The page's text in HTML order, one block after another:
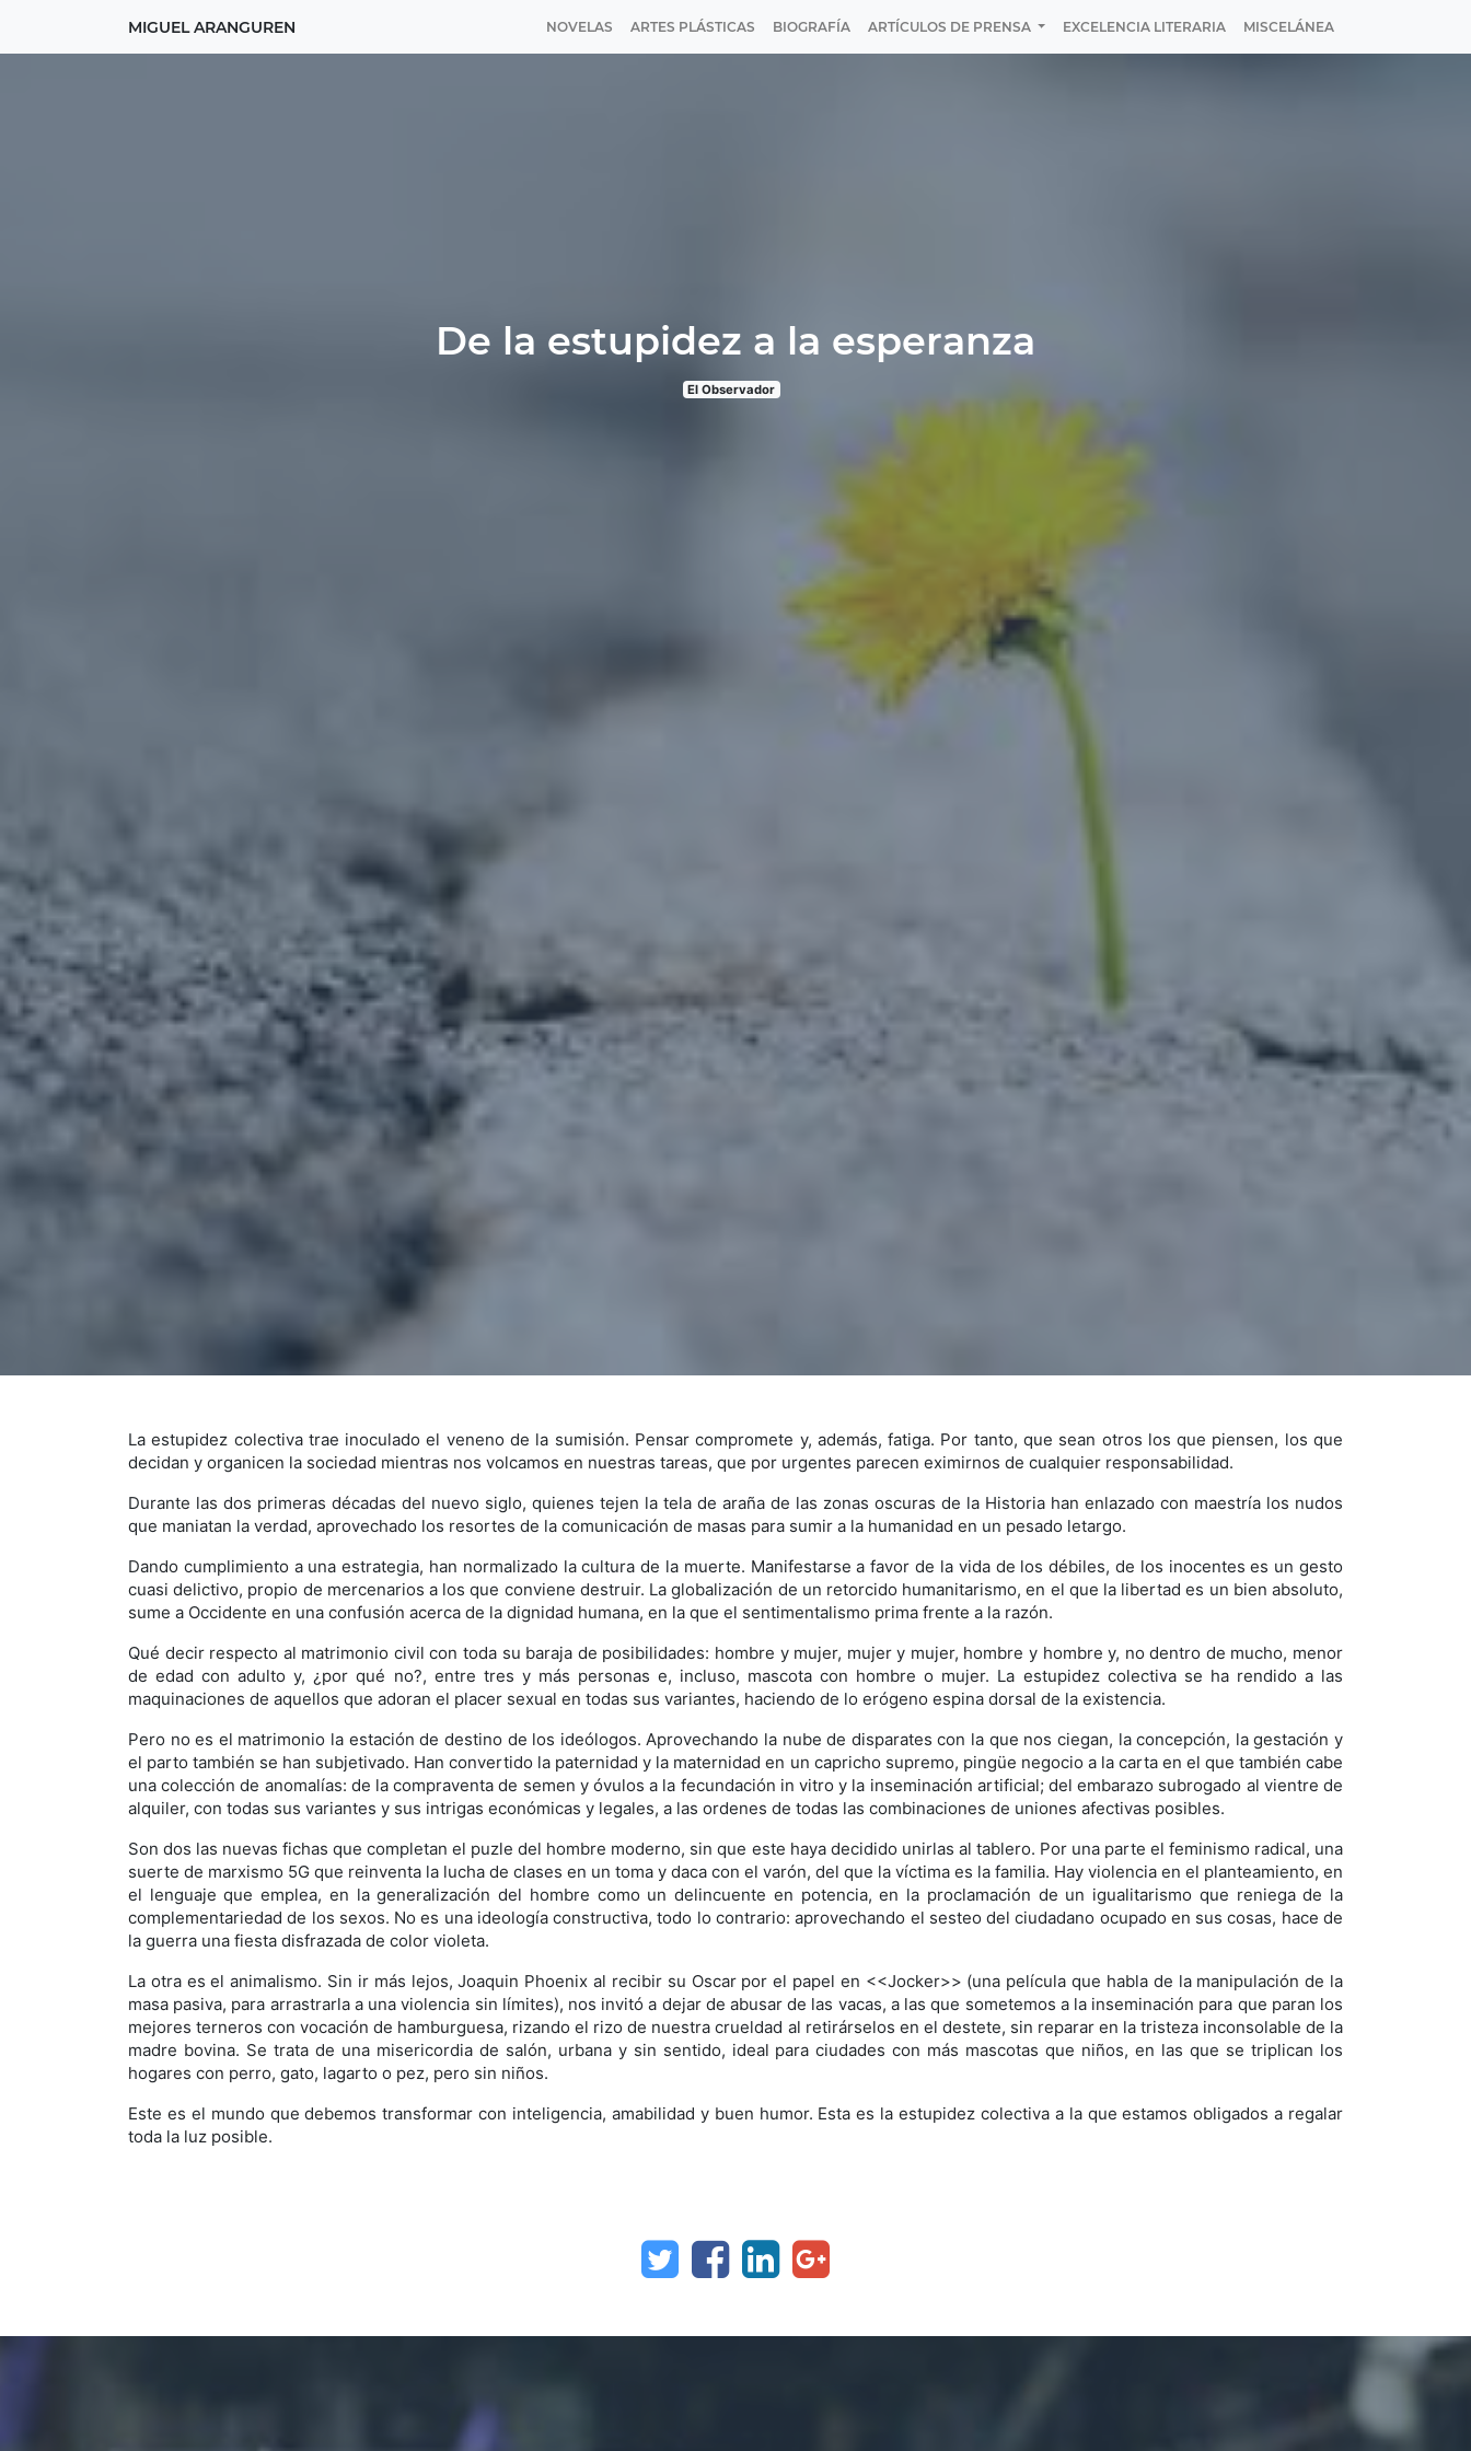
MIGUEL ARANGUREN NOVELAS ARTES PLÁSTICAS BIOGRAFÍA ARTÍCULOS DE PRENSA EXCELENCIA LITERARIA MISCELÁNEA
De la estupidez a la esperanza
El Observador
La estupidez colectiva trae inoculado el veneno de la sumisión. Pensar compromete y, además, fatiga. Por tanto, que sean otros los que piensen, los que
decidan y organicen la sociedad mientras nos volcamos en nuestras tareas, que por urgentes parecen eximirnos de cualquier responsabilidad.
Durante las dos primeras décadas del nuevo siglo, quienes tejen la tela de araña de las zonas oscuras de la Historia han enlazado con maestría los nudos
que maniatan la verdad, aprovechado los resortes de la comunicación de masas para sumir a la humanidad en un pesado letargo.
Dando cumplimiento a una estrategia, han normalizado la cultura de la muerte. Manifestarse a favor de la vida de los débiles, de los inocentes es un gesto
cuasi delictivo, propio de mercenarios a los que conviene destruir. La globalización de un retorcido humanitarismo, en el que la libertad es un bien absoluto,
sume a Occidente en una confusión acerca de la dignidad humana, en la que el sentimentalismo prima frente a la razón.
Qué decir respecto al matrimonio civil con toda su baraja de posibilidades: hombre y mujer, mujer y mujer, hombre y hombre y, no dentro de mucho, menor
de edad con adulto y, ¿por qué no?, entre tres y más personas e, incluso, mascota con hombre o mujer. La estupidez colectiva se ha rendido a las
maquinaciones de aquellos que adoran el placer sexual en todas sus variantes, haciendo de lo erógeno espina dorsal de la existencia.
Pero no es el matrimonio la estación de destino de los ideólogos. Aprovechando la nube de disparates con la que nos ciegan, la concepción, la gestación y
el parto también se han subjetivado. Han convertido la paternidad y la maternidad en un capricho supremo, pingüe negocio a la carta en el que también cabe
una colección de anomalías: de la compraventa de semen y óvulos a la fecundación in vitro y la inseminación artificial; del embarazo subrogado al vientre de
alquiler, con todas sus variantes y sus intrigas económicas y legales, a las ordenes de todas las combinaciones de uniones afectivas posibles.
Son dos las nuevas fichas que completan el puzle del hombre moderno, sin que este haya decidido unirlas al tablero. Por una parte el feminismo radical, una
suerte de marxismo 5G que reinventa la lucha de clases en un toma y daca con el varón, del que la víctima es la familia. Hay violencia en el planteamiento, en
el lenguaje que emplea, en la generalización del hombre como un delincuente en potencia, en la proclamación de un igualitarismo que reniega de la
complementariedad de los sexos. No es una ideología constructiva, todo lo contrario: aprovechando el sesteo del ciudadano ocupado en sus cosas, hace de
la guerra una fiesta disfrazada de color violeta.
La otra es el animalismo. Sin ir más lejos, Joaquin Phoenix al recibir su Oscar por el papel en <<Jocker>> (una película que habla de la manipulación de la
masa pasiva, para arrastrarla a una violencia sin límites), nos invitó a dejar de abusar de las vacas, a las que sometemos a la inseminación para que paran los
mejores terneros con vocación de hamburguesa, rizando el rizo de nuestra crueldad al retirárselos en el destete, sin reparar en la tristeza inconsolable de la
madre bovina. Se trata de una misericordia de salón, urbana y sin sentido, ideal para ciudades con más mascotas que niños, en las que se triplican los
hogares con perro, gato, lagarto o pez, pero sin niños.
Este es el mundo que debemos transformar con inteligencia, amabilidad y buen humor. Esta es la estupidez colectiva a la que estamos obligados a regalar
toda la luz posible.